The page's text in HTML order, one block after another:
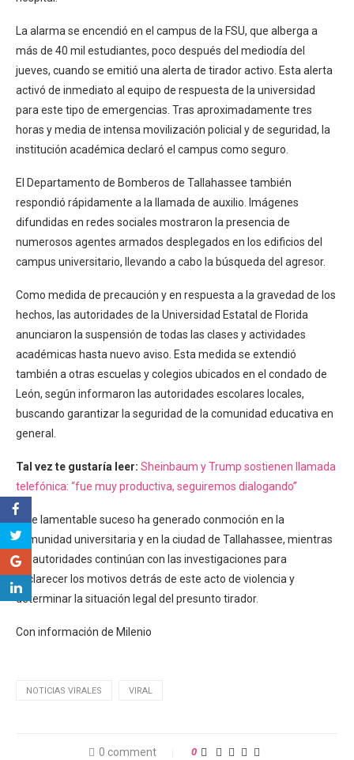
La alarma se encendió en el campus de la FSU, que alberga a
más de 40 mil estudiantes, poco después del mediodía del
jueves, cuando se emitió una alerta de tirador activo. Esta alerta
activó de inmediato al equipo de respuesta de la universidad
para este tipo de emergencias. Tras aproximadamente tres
horas y media de intensa movilización policial y de seguridad, la
institución académica declaró el campus como seguro.
El Departamento de Bomberos de Tallahassee también
respondió rápidamente a la llamada de auxilio. Imágenes
difundidas en redes sociales mostraron la presencia de
numerosos agentes armados desplegados en los edificios del
campus universitario, llevando a cabo la búsqueda del agresor.
Como medida de precaución y en respuesta a la gravedad de los
hechos, las autoridades de la Universidad Estatal de Florida
anunciaron la suspensión de todas las clases y actividades
académicas hasta nuevo aviso. Esta medida se extendió
también a otras escuelas y colegios ubicados en el condado de
León, según informaron las autoridades escolares locales,
buscando garantizar la seguridad de la comunidad educativa en
general.
Tal vez te gustaría leer: Sheinbaum y Trump sostienen llamada
telefónica: “fue muy productiva, seguiremos dialogando”
Este lamentable suceso ha generado conmoción en la
comunidad universitaria y en la ciudad de Tallahassee, mientras
las autoridades continúan con las investigaciones para
esclarecer los motivos detrás de este acto de violencia y
determinar la situación legal del presunto tirador.
Con información de Milenio
NOTICIAS VIRALES VIRAL
0 comment 0